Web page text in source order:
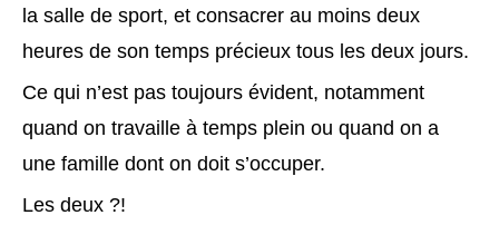
la salle de sport, et consacrer au moins deux
heures de son temps précieux tous les deux jours.
Ce qui n’est pas toujours évident, notamment
quand on travaille à temps plein ou quand on a
une famille dont on doit s’occuper.
Les deux ?!